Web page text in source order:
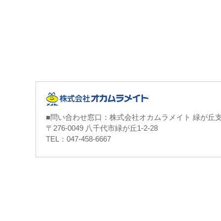
■問い合わせ窓口：株式会社オカムラメイト 緑が丘
〒276-0049 八千代市緑が丘1-2-28
TEL：047-458-6667